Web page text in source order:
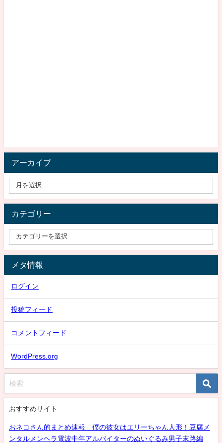
アーカイブ
カテゴリー
メタ情報
ログイン
投稿フィード
コメントフィード
WordPress.org
おすすめサイト
おネコさん的まとめ速報 僕の彼女はエリーちゃん人形！豆腐メ
ンタルメンヘラ電波中年アルバイターのぬいぐるみ男子末路編